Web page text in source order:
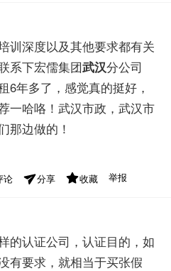
训深度以及其他要求都有关
系下宏儒集团武汉分公司
6年多了，感觉真的挺好，
一哈咯！武汉市政，武汉市
那边做的！
论 分享 收藏 举报
的认证公司，认证目的，如
有要求，就相当于买张假